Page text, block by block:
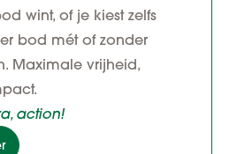
wint, of je kiest zelfs
bod mét of zonder
Maximale vrijheid,
action!